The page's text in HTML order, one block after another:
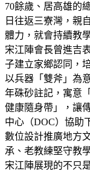
70餘歲、居高雄的
日往返三寮灣，親
體力，就會持續教
宋江陣會長曾進吉
子建立家鄉認同，
以兵器「雙斧」為
年硃砂註記，寓意
健康隨身帶」，讓
中心（DOC）協助
數位設計推廣地方
承、老教練堅守教
宋江陣展現的不只